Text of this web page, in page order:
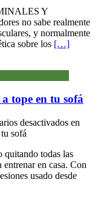
Y
no sabe realmente
y normalmente
sobre los […]
tope en tu sofá
desactivados en
sofá
quitando todas las
en casa. Con
usado desde